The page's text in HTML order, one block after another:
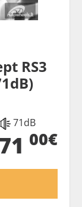
RS3
71dB
71 00€